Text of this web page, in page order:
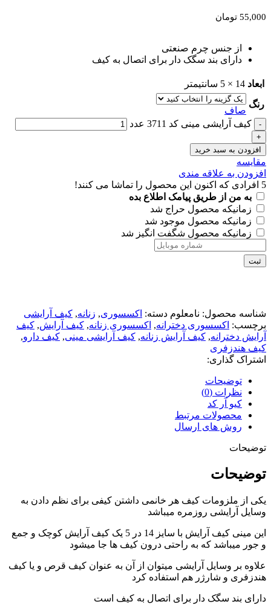
55,000 تومان
از جنس چرم صنعتی
دارای بند سگک دار برای اتصال به کیف
ابعاد 14 × 5 سانتیمتر
رنگ
صاف
کیف آرایشی مینی کد 3711 عدد
افزودن به سبد خرید
مقايسه
افزودن به علاقه مندی
5 افرادی که اکنون این محصول را تماشا می کنند!
به من از طریق پیامک اطلاع بده
زمانیکه محصول حراج شد
زمانیکه محصول موجود شد
زمانیکه محصول شگفت انگیز شد
ثبت
شناسه محصول: نامعلوم دسته: اکسسوری, زنانه, کیف آرایشی
برچسب: اکسسوری دخترانه, اکسسوری زنانه, کیف آرایش, کیف
آرایش دخترانه, کیف آرایش زنانه, کیف آرایشی مینی, کیف دارو,
کیف هندزفری
اشتراک گذاری:
توضیحات
نظرات (0)
کیو آر کد
محصولات مرتبط
روش های ارسال
توضیحات
توضیحات
یکی از ملزومات کیف هر خانمی داشتن کیفی برای نظم دادن به
وسایل آرایشی روزمره میباشد
این مینی کیف آرایش با سایز 14 در 5 یک کیف آرایش کوچک و جمع
و جور میباشد که به راحتی درون کیف ها جا میشود
علاوه بر وسایل آرایشی میتوان از آن به عنوان کیف قرص و یا کیف
هندزفری و شارژر هم استفاده کرد
دارای بند سگک دار برای اتصال به کیف است